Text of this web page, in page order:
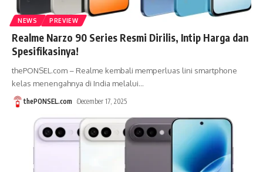
NEWS PREVIEW
Realme Narzo 90 Series Resmi Dirilis, Intip Harga dan
Spesifikasinya!
thePONSEL.com – Realme kembali memperluas lini smartphone
kelas menengahnya di India melalui…
thePONSEL.com December 17, 2025